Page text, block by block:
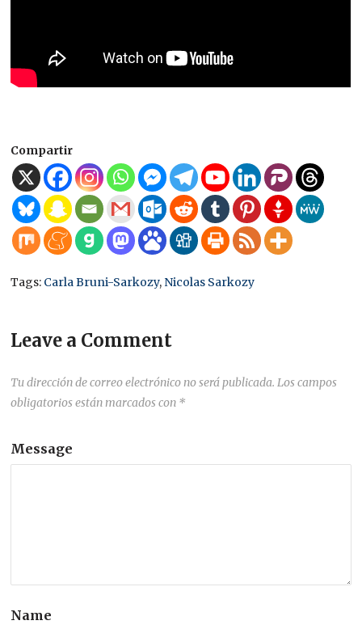
Compartir
Tags: Carla Bruni-Sarkozy, Nicolas Sarkozy
Leave a Comment
Tu dirección de correo electrónico no será publicada. Los campos
obligatorios están marcados con *
Message
Name